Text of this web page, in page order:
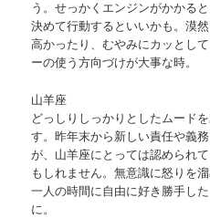
う。せっかくエンジンがかかる
決めて行動するといいかも。漠
高かったり、むやみにカッとし
ーの使う方向づけが大事な時。
山羊座
どっしりしっかりとしたムード
す。昨年末から新しい責任や義
が、山羊座にとっては認められ
もしれません。無意識に怒りを
一人の時間に自由に好き勝手し
に。